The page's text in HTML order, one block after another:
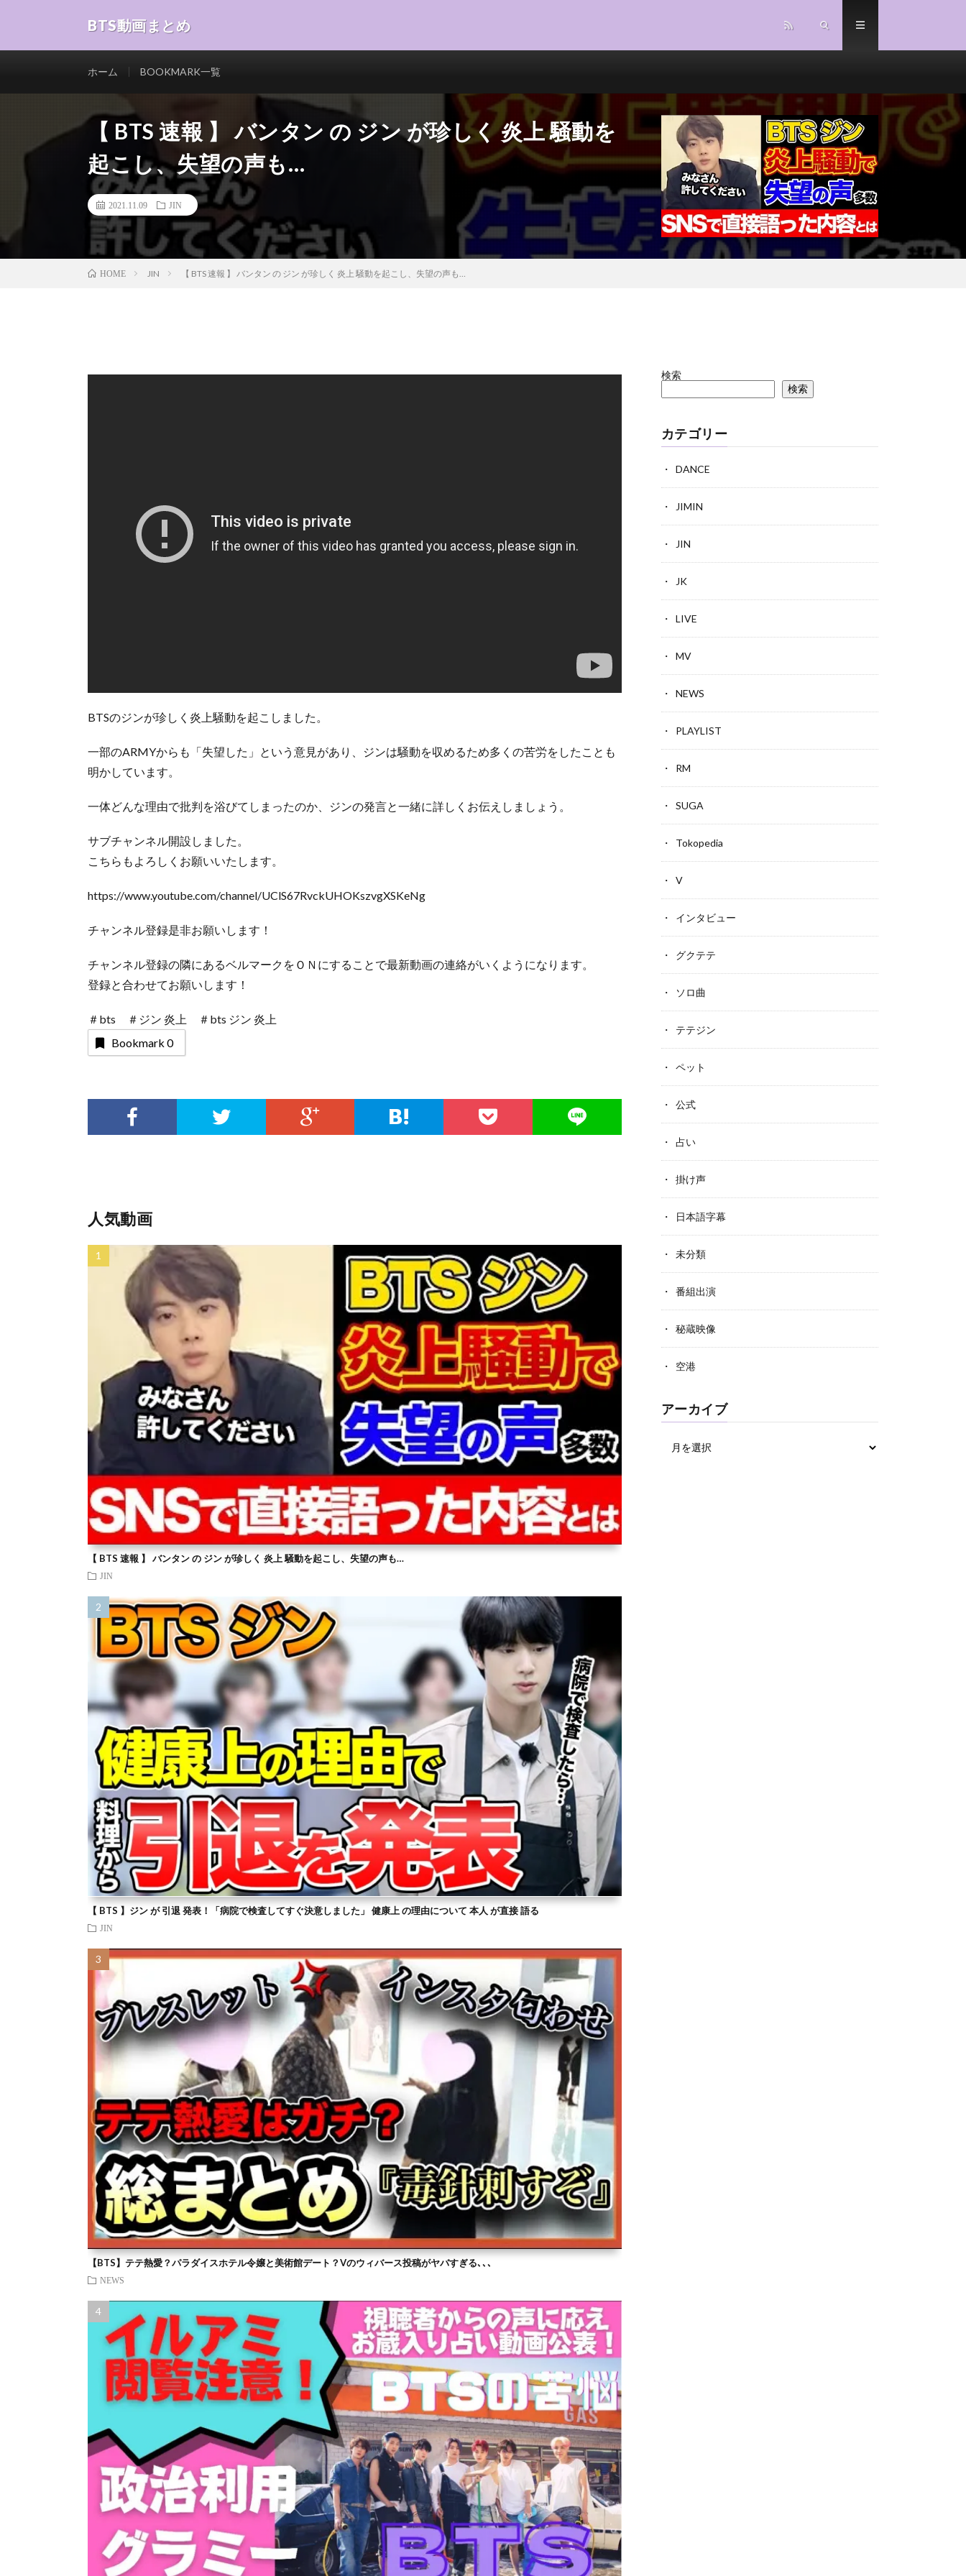
BTS動画まとめ
ホーム BOOKMARK一覧
【 BTS 速報 】 バンタン の ジン が珍しく 炎上 騒動を
起こし、失望の声も…
2021.11.09 JIN
HOME JIN 【 BTS 速報 】 バンタン の ジン が珍しく 炎上 騒動を起こし、失望の声も…
BTSのジンが珍しく炎上騒動を起こしました。
一部のARMYからも「失望した」という意見があり、ジンは騒動を収めるため多くの苦労をしたことも
明かしています。
一体どんな理由で批判を浴びてしまったのか、ジンの発言と一緒に詳しくお伝えしましょう。
サブチャンネル開設しました。
こちらもよろしくお願いいたします。
https://www.youtube.com/channel/UClS67RvckUHOKszvgXSKeNg
チャンネル登録是非お願いします！
チャンネル登録の隣にあるベルマークをＯＮにすることで最新動画の連絡がいくようになります。
登録と合わせてお願いします！
＃bts ＃ジン 炎上 ＃bts ジン 炎上
Bookmark 0
人気動画
【 BTS 速報 】 バンタン の ジン が珍しく 炎上 騒動を起こし、失望の声も…
JIN
【 BTS 】ジン が 引退 発表！「病院で検査してすぐ決意しました」 健康上 の理由について 本人 が直接 語る
JIN
【BTS】テテ熱愛？パラダイスホテル令嬢と美術館デート？Vのウィバース投稿がヤバすぎる､､､
NEWS
検索
検索
カテゴリー
DANCE
JIMIN
JIN
JK
LIVE
MV
NEWS
PLAYLIST
RM
SUGA
Tokopedia
V
インタビュー
グクテテ
ソロ曲
テテジン
ペット
公式
占い
掛け声
日本語字幕
未分類
番組出演
秘蔵映像
空港
アーカイブ